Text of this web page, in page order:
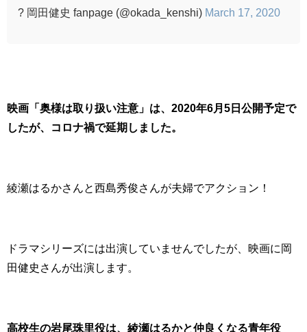
? 岡田健史 fanpage (@okada_kenshi) March 17, 2020
映画「奥様は取り扱い注意」は、2020年6月5日公開予定で
したが、コロナ禍で延期しました。
綾瀬はるかさんと西島秀俊さんが夫婦でアクション！
ドラマシリーズには出演していませんでしたが、映画に岡
田健史さんが出演します。
高校生の岩尾珠里役は、 綾瀬はるかと仲良くなる青年役